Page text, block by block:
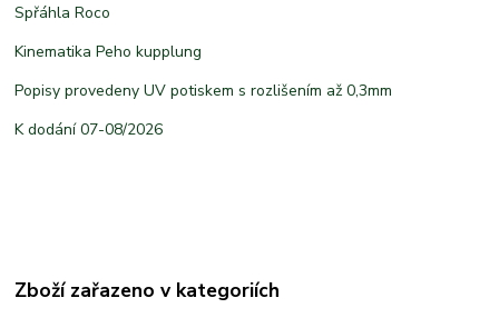
Spřáhla Roco
Kinematika Peho kupplung
Popisy provedeny UV potiskem s rozlišením až 0,3mm
K dodání 07-08/2026
Zboží zařazeno v kategoriích